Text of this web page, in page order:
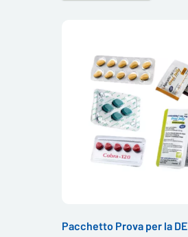
Pacchetto Prova per la DE